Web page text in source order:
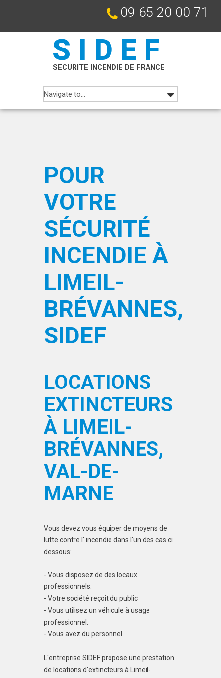
09 65 20 00 71
SIDEF
SECURITE INCENDIE DE FRANCE
POUR
VOTRE
SÉCURITÉ
INCENDIE À
LIMEIL-
BRÉVANNES,
SIDEF
LOCATIONS
EXTINCTEURS
À LIMEIL-
BRÉVANNES,
VAL-DE-
MARNE
Vous devez vous équiper de moyens de
lutte contre l' incendie dans l'un des cas ci
dessous:
- Vous disposez de des locaux
professionnels.
- Votre société reçoit du public
- Vous utilisez un véhicule à usage
professionnel.
- Vous avez du personnel.
L'entreprise SIDEF propose une prestation
de locations d'extincteurs à Limeil-